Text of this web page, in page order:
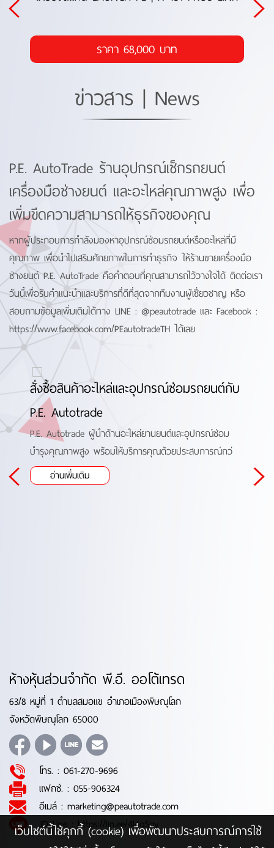
ราคา 68,000 บาท
ข่าวสาร | News
P.E. AutoTrade ร้านอุปกรณ์เช็กรถยนต์
เครื่องมือช่างยนต์ และอะไหล่คุณภาพสูง เพื่อ
เพิ่มขีดความสามารถให้ธุรกิจของคุณ
หากผู้ประกอบการกำลังมองหาอุปกรณ์ซ่อมรถยนต์หรืออะไหล่ที่มี
คุณภาพ เพื่อนำไปเสริมศักยภาพในการทำธุรกิจ ให้ร้านขายเครื่องมือ
ช่างยนต์ P.E. AutoTrade คือคำตอบที่คุณสามารถไว้วางใจได้ ติดต่อเรา
วันนี้เพื่อรับคำแนะนำและบริการที่ดีที่สุดจากทีมงานผู้เชี่ยวชาญ หรือ
สอบถามข้อมูลเพิ่มเติมได้ทาง LINE : @peautotrade และ Facebook :
https://www.facebook.com/PEautotradeTH ได้เลย
น
สั่งซื้อสินค้าอะไหล่และอุปกรณ์ซ่อมรถยนต์กับ
P.E. Autotrade
P.E. Autotrade ผู้นำด้านอะไหล่ยานยนต์และอุปกรณ์ซ่อม
บำรุงคุณภาพสูง พร้อมให้บริการคุณด้วยประสบการณ์กว่
อ่านเพิ่มเติม
เว็บไซต์นี้ใช้คุกกี้ (cookie) เพื่อพัฒนาประสบการณ์การใช้
ห้างหุ้นส่วนจำกัด พี.อี. ออโต้เทรด
63/8 หมู่ที่ 1 ตำบลสมอแข อำเภอเมืองพิษณุโลก
จังหวัดพิษณุโลก 65000
โทร. : 061-270-9696
แฟกซ์. : 055-906324
อีเมล์ : marketing@peautotrade.com
ID Line : https://lin.ee/4l4qSqy